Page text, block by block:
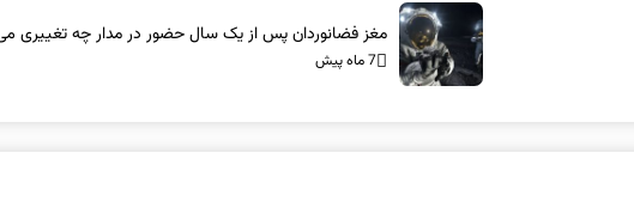
مغز فضانوردان پس از یک سال حضور در مدار چه تغییری
7 ماه پیش